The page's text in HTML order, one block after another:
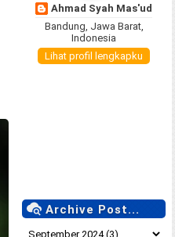
Ahmad Syah Mas'ud
Bandung, Jawa Barat,
Indonesia
Lihat profil lengkapku
Archive Post...